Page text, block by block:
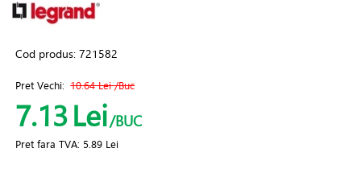
Cod produs:721582
Pret Vechi: 10.64 Lei/Buc
7.13Lei/BUC
Pret fara TVA: 5.89 Lei